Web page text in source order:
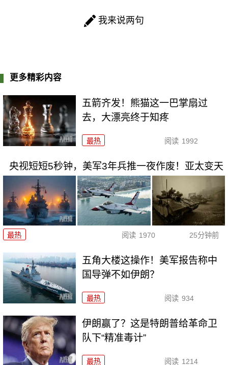
我来说两句
更多精彩内容
五箭齐发！熊猫这一巴掌扇过
去，大漂亮终于知疼
最热 阅读 1992
央视短短5秒钟，美军3年兵推一夜作废！亚太变天
最热 阅读 1970 25分钟前
五角大楼这操作！美军报告称中
国导弹不如伊朗？
最热 阅读 934
伊朗赢了？这是特朗普给革命卫
队下“精准毒计”
最热 阅读 1214